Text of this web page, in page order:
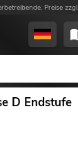
Preise
D Endstufe